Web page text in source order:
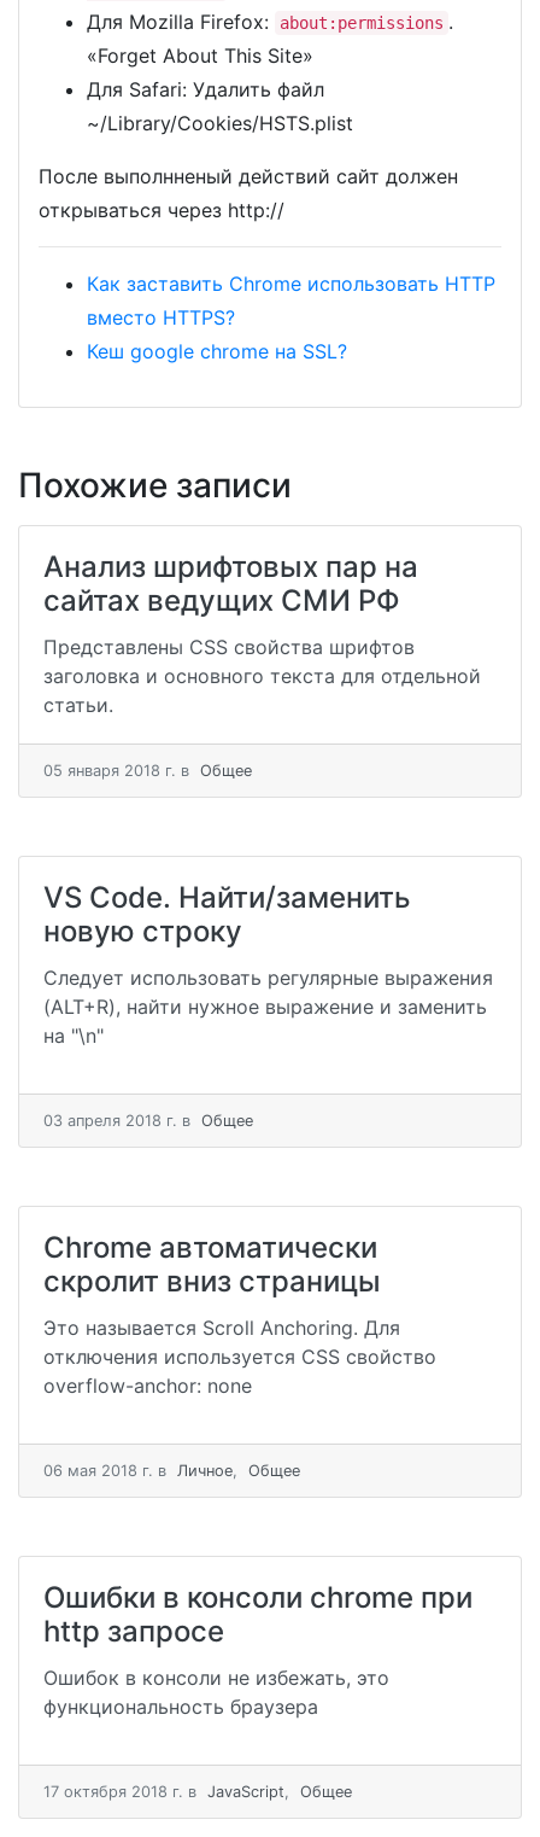
Для Mozilla Firefox: about:permissions .
«Forget About This Site»
Для Safari: Удалить файл
~/Library/Cookies/HSTS.plist
После выполнненый действий сайт должен
открываться через http://
Как заставить Chrome использовать HTTP
вместо HTTPS?
Кеш google chrome на SSL?
Похожие записи
Анализ шрифтовых пар на
сайтах ведущих СМИ РФ
Представлены CSS свойства шрифтов
заголовка и основного текста для отдельной
статьи.
05 января 2018 г. в Общее
VS Code. Найти/заменить
новую строку
Следует использовать регулярные выражения
(ALT+R), найти нужное выражение и заменить
на "\n"
03 апреля 2018 г. в Общее
Chrome автоматически
скролит вниз страницы
Это называется Scroll Anchoring. Для
отключения используется CSS свойство
overflow-anchor: none
06 мая 2018 г. в Личное, Общее
Ошибки в консоли chrome при
http запросе
Ошибок в консоли не избежать, это
функциональность браузера
17 октября 2018 г. в JavaScript, Общее